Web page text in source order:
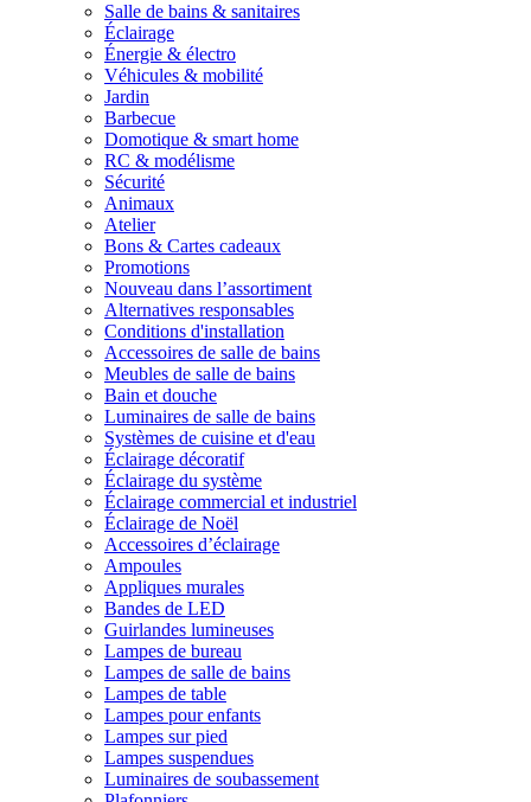
Salle de bains & sanitaires
Éclairage
Énergie & électro
Véhicules & mobilité
Jardin
Barbecue
Domotique & smart home
RC & modélisme
Sécurité
Animaux
Atelier
Bons & Cartes cadeaux
Promotions
Nouveau dans l’assortiment
Alternatives responsables
Conditions d'installation
Accessoires de salle de bains
Meubles de salle de bains
Bain et douche
Luminaires de salle de bains
Systèmes de cuisine et d'eau
Éclairage décoratif
Éclairage du système
Éclairage commercial et industriel
Éclairage de Noël
Accessoires d’éclairage
Ampoules
Appliques murales
Bandes de LED
Guirlandes lumineuses
Lampes de bureau
Lampes de salle de bains
Lampes de table
Lampes pour enfants
Lampes sur pied
Lampes suspendues
Luminaires de soubassement